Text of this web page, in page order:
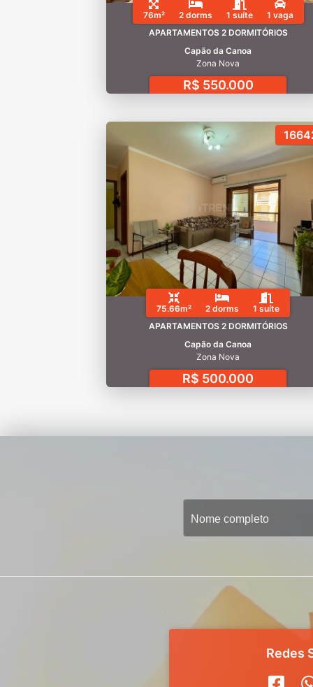
76m² 2 dorms 1 suíte
1 vaga
APARTAMENTOS 2 DORMITÓRIOS
Capão da Canoa
Zona Nova
R$ 550.000
75.66m² 2 dorms
1 suíte
APARTAMENTOS 2 DORMITÓRIOS
Capão da Canoa
Zona Nova
R$ 500.000
Redes